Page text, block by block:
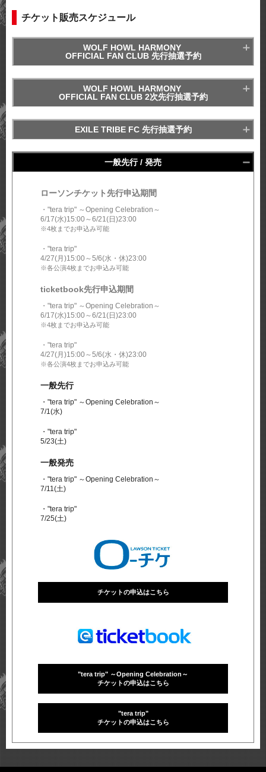
チケット販売スケジュール
WOLF HOWL HARMONY
OFFICIAL FAN CLUB 先行抽選予約
※各公演4枚までお申込み可能
チケットの申込は終了しました
WOLF HOWL HARMONY
OFFICIAL FAN CLUB 2次先行抽選予約
※お申込み期間内にWOLF HOWL HARMONY OFFICIAL FAN
CLUBサイトにログイン可能な会員様が対象になります。
EXILE TRIBE FC 先行抽選予約
※各公演4枚までお申込み可能
三代目 J SOUL BROTHERS OFFICIAL FAN CLUB
劇団EXILE OFFICIAL FAN CLUB
GENERATIONS OFFICIAL FAN CLUB
FANTASTICS OFFICIAL FAN CLUB
PSYCHIC FEVER OFFICIAL FAN CLUB
LIL LEAGUE OFFICIAL FAN CLUB
THE JET BOY BANGERZ OFFICIAL FAN CLUB
WOLF HOWL HARMONY OFFICIAL FAN CLUB
一般先行 / 発売
ローソンチケット先行申込期間
・"tera trip" ～Opening Celebration～
6/17(水)15:00～6/21(日)23:00
※4枚までお申込み可能
・"tera trip"
4/27(月)15:00～5/6(水・休)23:00
※各公演4枚までお申込み可能
ticketbook先行申込期間
・"tera trip" ～Opening Celebration～
6/17(水)15:00～6/21(日)23:00
※4枚までお申込み可能
・"tera trip"
4/27(月)15:00～5/6(水・休)23:00
※各公演4枚までお申込み可能
一般先行
・"tera trip" ～Opening Celebration～
7/1(水)
・"tera trip"
5/23(土)
一般発売
・"tera trip" ～Opening Celebration～
7/11(土)
・"tera trip"
7/25(土)
チケットの申込はこちら
"tera trip" ～Opening Celebration～
チケットの申込はこちら
"tera trip"
チケットの申込はこちら